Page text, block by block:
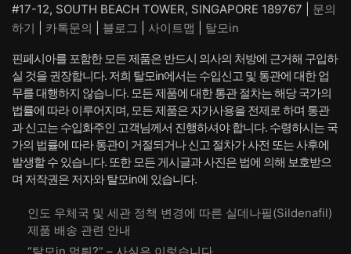
#17-12, SOUTH BEACH TOWER, SINGAPORE 189767 | 문의
하기
카톡문의 블로그 사이트맵 탈모in
핀페시아를 포함한 모든 제품은 반드시 의사의 처방에 근거해 구입하
실 것을 권장합니다. 저희 탈모in에서는 수입신고 및 통관에 대한 업
무를 대행하지 않습니다. 모든 제품에 대한 통관 절차는 해당 국가의
법률에 따라 이루어지며, 모든 제품은 자가사용을 전제로 하며 통관
과 신고는 수입화주인 고객님께서 진행하셔야 합니다. 수령하시는 국
가의 법률에 따라 통관이 거절되거나 신고 절차가 사전 또는 사후에
발생할 수 있습니다. 또한 모든 게시글과 사진은 법에 의해 보호받으
며 저작권은 저자와 탈모in에 있습니다.
인도 우체국 및 세관 정책 변경에 따른 실데나필(Sildenafil)
제품 배송 관련 안내
“탈모in 먹튀?” – 사실은 이렇습니다.